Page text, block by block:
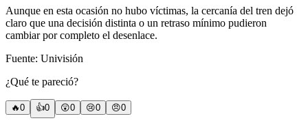
Aunque en esta ocasión no hubo víctimas, la cercanía del tren dejó
claro que una decisión distinta o un retraso mínimo pudieron
cambiar por completo el desenlace.
Fuente: Univisión
¿Qué te pareció?
🔥0 👍0 😲0 😢0 😠0